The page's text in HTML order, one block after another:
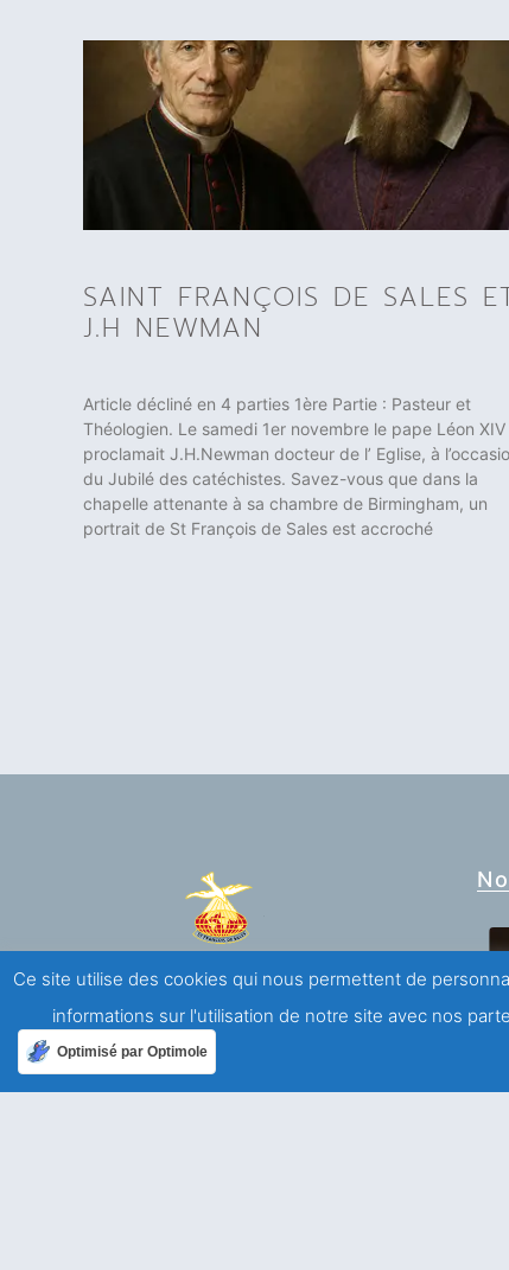
SAINT FRANÇOIS DE SALES
J.H NEWMAN
Article décliné en 4 parties 1ère Partie : Pasteur et
Théologien. Le samedi 1er novembre le pape Léon XIV
proclamait J.H.Newman docteur de l’ Eglise, à
du Jubilé des catéchistes. Savez-vous que dans la
chapelle attenante à sa chambre de Birmingham, un
portrait de St François de Sales est accroché
Association Saint François de Sales
Mouvement de laïcs de spiritualité salésienne
Ce site utilise des cookies qui nous permettent de
informations sur l'utilisation de notre site avec nos
Optimisé par Optimole